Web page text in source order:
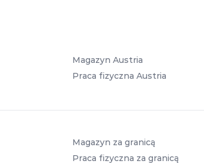
Magazyn Austria
Praca fizyczna Austria
Magazyn za granicą
Praca fizyczna za granicą